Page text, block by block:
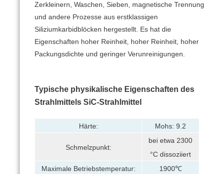
Zerkleinern, Waschen, Sieben, magnetische Trennung
und andere Prozesse aus erstklassigen
Siliziumkarbidblöcken hergestellt. Es hat die
Eigenschaften hoher Reinheit, hoher Reinheit, hoher
Packungsdichte und geringer Verunreinigungen.
Typische physikalische Eigenschaften des
Strahlmittels SiC-Strahlmittel
Härte: Mohs: 9.2
Schmelzpunkt:
bei etwa 2300
°C dissoziiert
Maximale Betriebstemperatur:
1900℃